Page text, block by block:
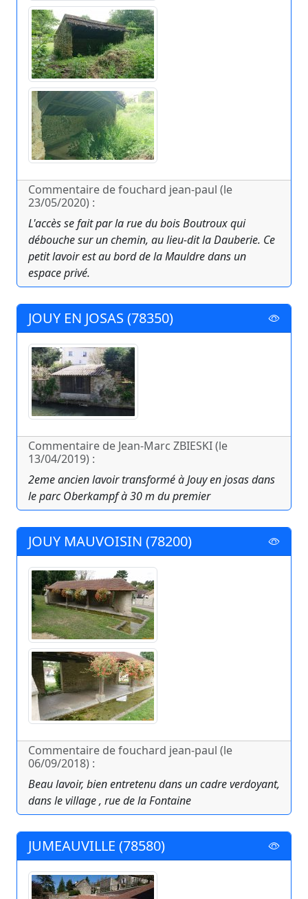
Commentaire de fouchard jean-paul (le
23/05/2020) :
L'accès se fait par la rue du bois Boutroux qui
débouche sur un chemin, au lieu-dit la Dauberie. Ce
petit lavoir est au bord de la Mauldre dans un
espace privé.
JOUY EN JOSAS (78350)
Commentaire de Jean-Marc ZBIESKI (le
13/04/2019) :
2eme ancien lavoir transformé à Jouy en josas dans
le parc Oberkampf à 30 m du premier
JOUY MAUVOISIN (78200)
Commentaire de fouchard jean-paul (le
06/09/2018) :
Beau lavoir, bien entretenu dans un cadre verdoyant,
dans le village , rue de la Fontaine
JUMEAUVILLE (78580)